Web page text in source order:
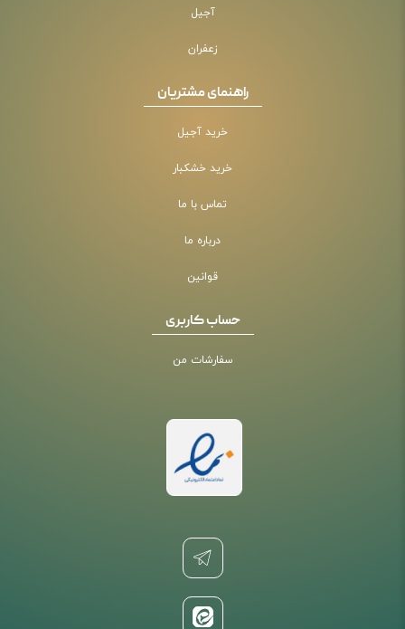
آجیل
زعفران
راهنمای مشتریان
خرید آجیل
خرید خشکبار
تماس با ما
درباره ما
قوانین
حساب کاربری
سفارشات من